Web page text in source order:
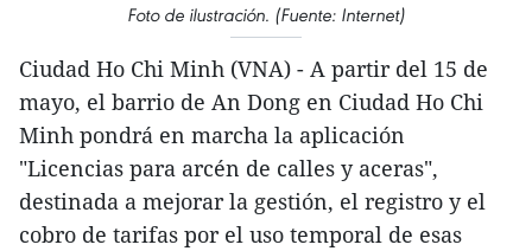
Foto de ilustración. (Fuente: Internet)
Ciudad Ho Chi Minh (VNA) - A partir del 15 de
mayo, el barrio de An Dong en Ciudad Ho Chi
Minh pondrá en marcha la aplicación
"Licencias para arcén de calles y aceras",
destinada a mejorar la gestión, el registro y el
cobro de tarifas por el uso temporal de esas